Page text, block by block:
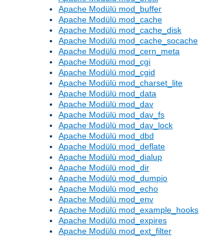
Apache Modülü mod_buffer
Apache Modülü mod_cache
Apache Modülü mod_cache_disk
Apache Modülü mod_cache_socache
Apache Modülü mod_cern_meta
Apache Modülü mod_cgi
Apache Modülü mod_cgid
Apache Modülü mod_charset_lite
Apache Modülü mod_data
Apache Modülü mod_dav
Apache Modülü mod_dav_fs
Apache Modülü mod_dav_lock
Apache Modülü mod_dbd
Apache Modülü mod_deflate
Apache Modülü mod_dialup
Apache Modülü mod_dir
Apache Modülü mod_dumpio
Apache Modülü mod_echo
Apache Modülü mod_env
Apache Modülü mod_example_hooks
Apache Modülü mod_expires
Apache Modülü mod_ext_filter